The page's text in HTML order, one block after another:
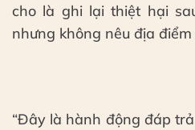
cho là ghi lại thiệt hại
nhưng không nêu địa
“Đây là hành động đáp